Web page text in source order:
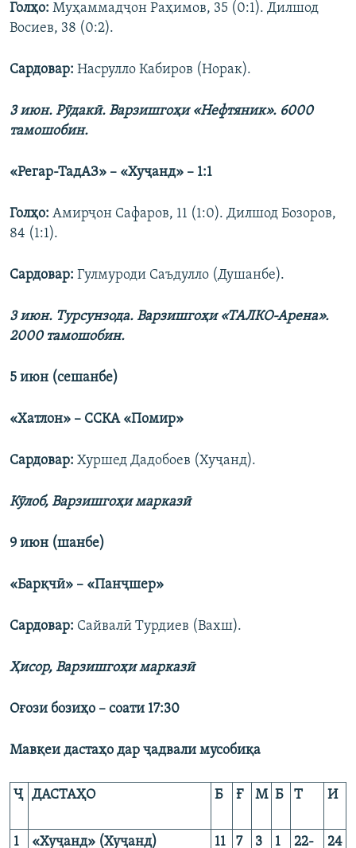
Голҳо: Муҳаммадҷон Раҳимов, 35 (0:1). Дилшод
Восиев, 38 (0:2).
Сардовар: Насрулло Кабиров (Норак).
3 июн. Рӯдакӣ. Варзишгоҳи«Нефтяник». 6000
тамошобин.
«Регар-ТадАЗ» – «Хуҷанд» – 1:1
Голҳо: Амирҷон Сафаров, 11 (1:0). Дилшод Бозоров,
84 (1:1).
Сардовар: Гулмуроди Саъдулло (Душанбе).
3 июн. Турсунзода. Варзишгоҳи«ТАЛКО-Арена».
2000 тамошобин.
5 июн (сешанбе)
«Хатлон» – ССКА «Помир»
Сардовар: Хуршед Дадобоев (Хуҷанд).
Кӯлоб, Варзишгоҳи марказӣ
9 июн (шанбе)
«Барқчӣ» – «Панҷшер»
Сардовар: Сайвалӣ Турдиев (Вахш).
Ҳисор, Варзишгоҳи марказӣ
Оғози бозиҳо – соати 17:30
Мавқеи дастаҳо дар ҷадвали мусобиқа
Ҷ ДАСТАҲО Б Ғ М Б Т И
1 «Хуҷанд» (Хуҷанд) 11 7 3 1 22- 24